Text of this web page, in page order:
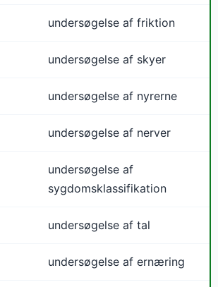
undersøgelse af friktion
undersøgelse af skyer
undersøgelse af nyrerne
undersøgelse af nerver
undersøgelse af
sygdomsklassifikation
undersøgelse af tal
undersøgelse af ernæring